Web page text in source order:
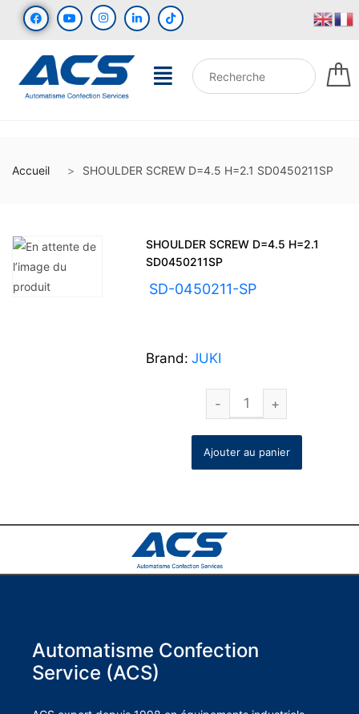
Accueil SHOULDER SCREW D=4.5 H=2.1 SD0450211SP
SHOULDER SCREW D=4.5 H=2.1
SD0450211SP
SD-0450211-SP
Brand: JUKI
Ajouter au panier
Automatisme Confection
Service (ACS)